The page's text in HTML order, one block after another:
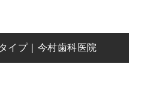
イプ｜今村歯科医院